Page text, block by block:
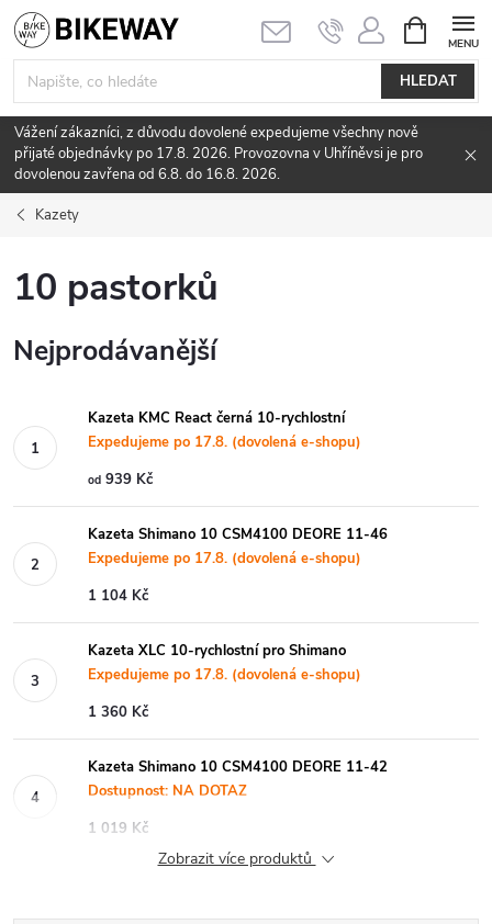
Přejít
na
obsah
HLEDAT
NÁKUPNÍ
KOŠÍK
Vážení zákazníci, z důvodu dovolené expedujeme všechny nově
přijaté objednávky po 17.8. 2026. Provozovna v Uhříněvsi je pro
dovolenou zavřena od 6.8. do 16.8. 2026.
Kazety
10 pastorků
Nejprodávanější
Kazeta KMC React černá 10-rychlostní
Expedujeme po 17.8. (dovolená e-shopu)
od 939 Kč
Kazeta Shimano 10 CSM4100 DEORE 11-46
Expedujeme po 17.8. (dovolená e-shopu)
1 104 Kč
Kazeta XLC 10-rychlostní pro Shimano
Expedujeme po 17.8. (dovolená e-shopu)
1 360 Kč
Kazeta Shimano 10 CSM4100 DEORE 11-42
Dostupnost: NA DOTAZ
1 019 Kč
Zobrazit více produktů